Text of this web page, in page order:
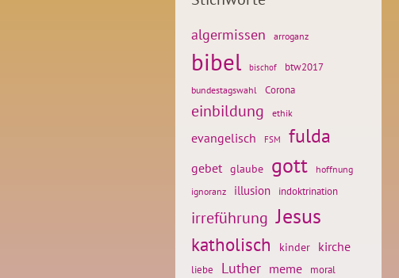
algermissen arroganz
bibel bischof btw2017
bundestagswahl Corona
einbildung ethik
evangelisch FSM fulda
gebet glaube gott
hoffnung
ignoranz
illusion indoktrination
irreführung Jesus
katholisch kinder kirche
liebe Luther meme moral